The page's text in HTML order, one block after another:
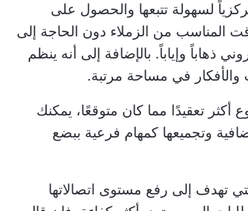
لسهولة تتبعها والحصول على
المناسب من الزملاء دون الحاجة إلى
ذهاباً وإياباً. بالإضافة إلى أنه ينظم
والأفكار في مساحة مرتبة.
أكثر تعقيدًا مما كان متوقعًا، يمكنك
وتجميعها كمهام فرعية ببضع
تهدف إلى رفع مستوى اتصالاتها